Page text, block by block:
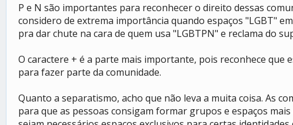
P e N são importantes para reconhecer o direito dessas
considero de extrema importância quando espaços "LGBT"
pra dar chute na cara de quem usa "LGBTPN" e reclama do
O caractere + é a parte mais importante, pois reconhece que
para fazer parte da comunidade.
Quanto a separatismo, acho que não leva a muita coisa. As
para que as pessoas consigam formar grupos e espaços